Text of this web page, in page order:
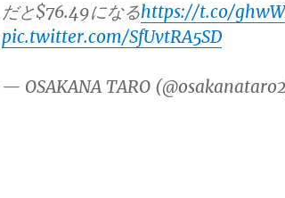
だと$76.49になるhttps://t.co/
pic.twitter.com/SfUvtRA5SD
— OSAKANA TARO